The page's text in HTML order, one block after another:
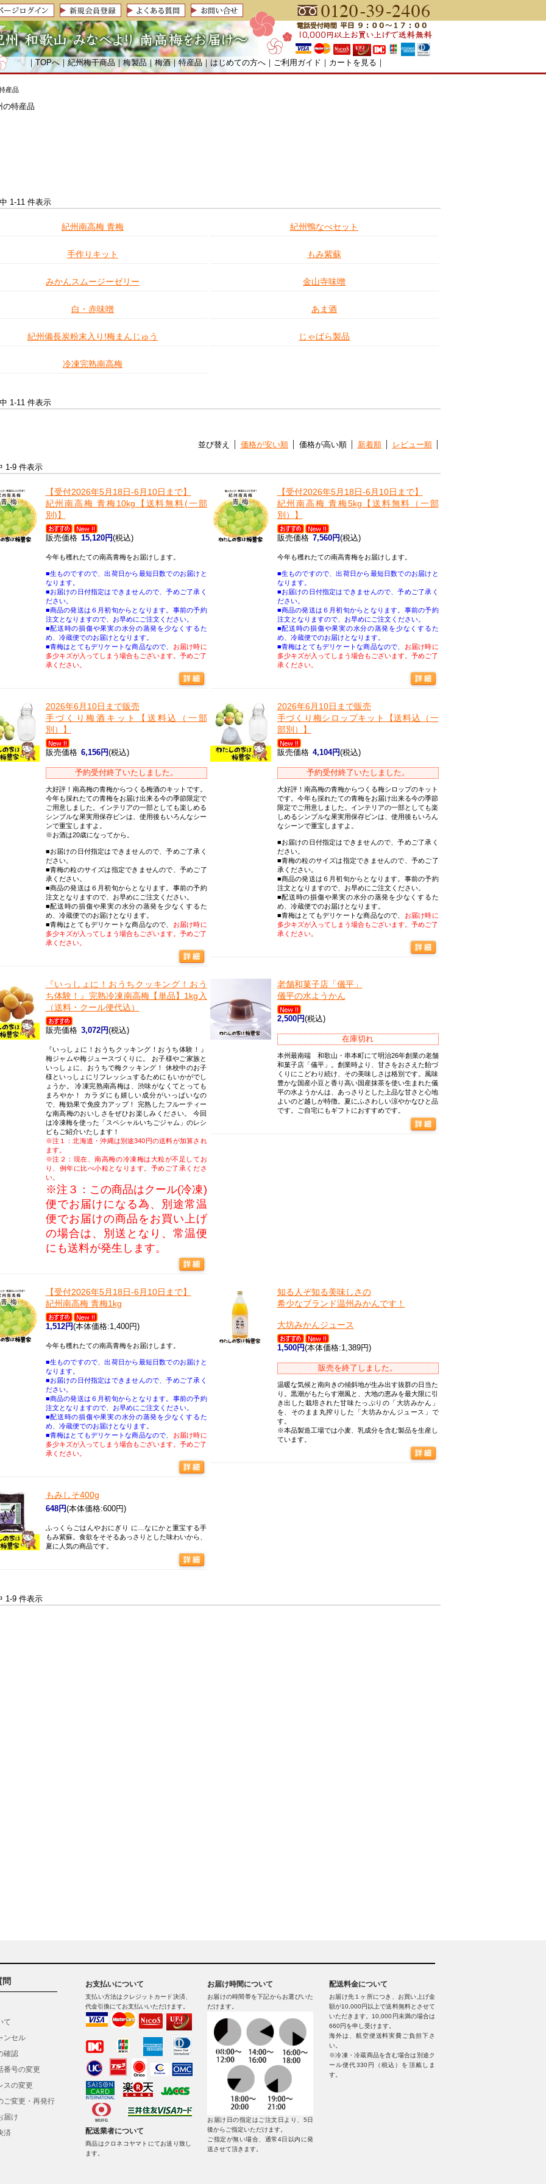
｜TOPへ｜紀州梅干商品 ｜梅製品｜ 梅酒｜ 特産品｜ はじめての方へ ｜ ご利用ガイド ｜ カートを見る ｜
産品
1-11 件表示
紀州南高梅 青梅 紀州鴨なべセット
手作りキット もみ紫蘇
みかんスムージーゼリー 金山寺味噌
白・赤味噌 あま酒
紀州備長炭粉末入り!梅まんじゅう じゃばら製品
冷凍完熟南高梅
1-11 件表示
並び替え 価格が安い順 価格が高い順 新着順 レビュー順
1-9 件表示
【受付2026年5月18日-6月10日まで】
紀州南高梅 青梅10kg【送料無料(一部
別)】
販売価格 15,120円(税込)
今年も穫れたての南高青梅をお届けします。
■生ものですので、出荷日から最短日数でのお届けと
なります。
■お届けの日付指定はできませんので、予めご了承く
ださい。
■商品の発送は６月初旬からとなります。事前の予約
注文となりますので、お早めにご注文ください。
■配送時の損傷や果実の水分の蒸発を少なくするた
め、冷蔵便でのお届けとなります。
■青梅はとてもデリケートな商品なので、
お届け時に
多少キズが入ってしまう場合もございます。予めご了
承ください。
【受付2026年5月18日-6月10日まで】
紀州南高梅 青梅5kg【送料無料（一部
別）】
販売価格 7,560円(税込)
今年も穫れたての南高青梅をお届けします。
■生ものですので、出荷日から最短日数でのお届けと
なります。
■お届けの日付指定はできませんので、予めご了承く
ださい。
■商品の発送は６月初旬からとなります。事前の予約
注文となりますので、お早めにご注文ください。
■配送時の損傷や果実の水分の蒸発を少なくするた
め、冷蔵便でのお届けとなります。
■青梅はとてもデリケートな商品なので、
お届け時に
多少キズが入ってしまう場合もございます。予めご了
承ください。
2026年6月10日まで販売
手づくり梅酒キット【送料込（一部
別）】
販売価格 6,156円(税込)
予約受付終了いたしました。
大好評！南高梅の青梅からつくる梅酒のキットです。
今年も採れたての青梅をお届け出来る今の季節限定で
ご用意しました。インテリアの一部としても楽しめる
シンプルな果実用保存ビンは、使用後もいろんなシー
ンで重宝しますよ。
※お酒は20歳になってから。
■お届けの日付指定はできませんので、予めご了承く
ださい。
■青梅の粒のサイズは指定できませんので、予めご了
承ください。
■商品の発送は６月初旬からとなります。事前の予約
注文となりますので、お早めにご注文ください。
■配送時の損傷や果実の水分の蒸発を少なくするた
め、冷蔵便でのお届けとなります。
■青梅はとてもデリケートな商品なので、
お届け時に
多少キズが入ってしまう場合もございます。予めご了
承ください。
2026年6月10日まで販売
手づくり梅シロップキット【送料込（一
部別）】
販売価格 4,104円(税込)
予約受付終了いたしました。
大好評！南高梅の青梅からつくる梅シロップのキット
です。今年も採れたての青梅をお届け出来る今の季節
限定でご用意しました。インテリアの一部としても楽
しめるシンプルな果実用保存ビンは、使用後もいろん
なシーンで重宝しますよ。
■お届けの日付指定はできませんので、予めご了承く
ださい。
■青梅の粒のサイズは指定できませんので、予めご了
承ください。
■商品の発送は６月初旬からとなります。事前の予約
注文となりますので、お早めにご注文ください。
■配送時の損傷や果実の水分の蒸発を少なくするた
め、冷蔵便でのお届けとなります。
■青梅はとてもデリケートな商品なので、
お届け時に
多少キズが入ってしまう場合もございます。予めご了
承ください。
『いっしょに！おうちクッキング！おう
ち体験！』 完熟冷凍南高梅【単品】1kg入
（送料・クール便代込）
販売価格 3,072円(税込)
『いっしょに！おうちクッキング！おうち体験！』
梅ジャムや梅ジュースづくりに。 お子様やご家族と
いっしょに、おうちで梅クッキング！ 休校中のお子
様といっしょにリフレッシュするためにもいかがでし
ょうか。 冷凍完熟南高梅は、渋味がなくてとっても
まろやか！ カラダにも嬉しい成分がいっぱいなの
で、梅効果で免疫力アップ！ 完熟したフルーティー
な南高梅のおいしさをぜひお楽しみください。 今回
は冷凍梅を使った「スペシャルいちごジャム」のレシ
ピもご紹介いたします！
※注１：北海道・沖縄は別途340円の送料が加算され
ます。
※注２：現在、南高梅の冷凍梅は大粒が不足してお
り、例年に比べ小粒となります。予めご了承くださ
い。
※注３：この商品はクール(冷凍)
便でお届けになる為、別途常温
便でお届けの商品をお買い上げ
の場合は、別送となり、常温便
にも送料が発生します。
老舗和菓子店「儀平」
儀平の水ようかん
2,500円(税込)
在庫切れ
本州最南端 和歌山・串本町にて明治26年創業の老舗
和菓子店「儀平」。創業時より、甘さをおさえた飴づ
くりにこどわり続け、その美味しさは格別です。風味
豊かな国産小豆と香り高い国産抹茶を使い生まれた儀
平の水ようかんは、あっさりとした上品な甘さと心地
よいのど越しが特徴。夏にふさわしい涼やかなひと品
です。ご自宅にもギフトにおすすめです。
【受付2026年5月18日-6月10日まで】
紀州南高梅 青梅1kg
1,512円(本体価格:1,400円)
今年も穫れたての南高青梅をお届けします。
■生ものですので、出荷日から最短日数でのお届けと
なります。
■お届けの日付指定はできませんので、予めご了承く
ださい。
■商品の発送は６月初旬からとなります。事前の予約
注文となりますので、お早めにご注文ください。
■配送時の損傷や果実の水分の蒸発を少なくするた
め、冷蔵便でのお届けとなります。
■青梅はとてもデリケートな商品なので、
お届け時に
多少キズが入ってしまう場合もございます。予めご了
承ください。
知る人ぞ知る美味しさの
希少なブランド温州みかんです！
大坊みかんジュース
1,500円(本体価格:1,389円)
販売を終了しました。
温暖な気候と南向きの傾斜地が生み出す抜群の日当た
り。黒潮がもたらす潮風と、大地の恵みを最大限に引
き出した栽培された甘味たっぷりの「大坊みかん」
を、そのまま丸搾りした「大坊みかんジュース」で
す。
※本品製造工場では小麦、乳成分を含む製品を生産し
ています。
もみしそ400g
648円(本体価格:600円)
ふっくらごはんやおにぎり に…なにかと重宝する手
もみ紫蘇。食欲をそそるあっさりとした味わいから、
夏に人気の商品です。
1-9 件表示
て
ンセル
確認
番号の変更
スの変更
ご変更・再発行
届け
済
お支払いについて
支払い方法はクレジットカード決済、
代金引換にてお支払いいただけます。
配送業者について
商品はクロネコヤマトにてお送り致し
ます。
お届け時間について
お届けの時間帯を下記からお選びいた
だけます。
お届け日の指定はご注文日より、5日
後からご指定いただけます。
ご指定が無い場合、通常4日以内に発
送させて頂きます。
配送料金について
お届け先１ヶ所につき、お買い上げ金
額が10,000円以上で送料無料とさせて
いただきます。10,000円未満の場合は
660円を申し受けます。
海外は、航空便送料実費ご負担下さ
い。
※冷凍・冷蔵商品を含む場合は別途ク
ール便代330円（税込）を頂戴しま
す。